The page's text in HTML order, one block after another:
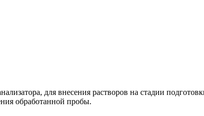
для внесения растворов на стадии
обработанной пробы.